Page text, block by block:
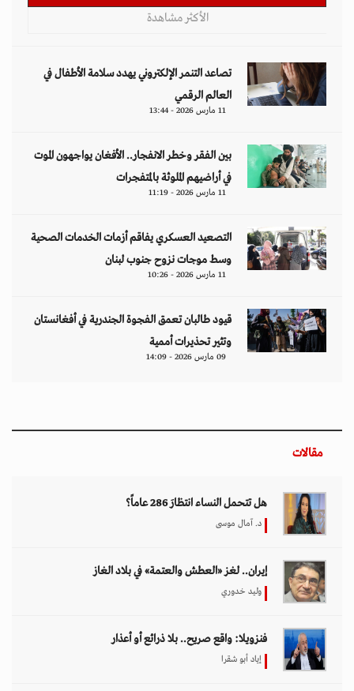
الأكثر مشاهدة
تصاعد التنمر الإلكتروني يهدد سلامة الأطفال في
العالم الرقمي
11 مارس 2026 - 13:44
بين الفقر وخطر الانفجار.. الأفغان يواجهون الموت
في أراضيهم الملوثة بالمتفجرات
11 مارس 2026 - 11:19
التصعيد العسكري يفاقم أزمات الخدمات الصحية
وسط موجات نزوح جنوب لبنان
11 مارس 2026 - 10:26
قيود طالبان تعمق الفجوة الجندرية في أفغانستان
وتثير تحذيرات أممية
09 مارس 2026 - 14:09
مقالات
هل تتحمل النساء انتظارَ 286 عاماً؟
د. آمال موسى
إيران.. لغز «العطش والعتمة» في بلاد الغاز
وليد خدوري
فنزويلا: واقع صريح.. بلا ذرائع أو أعذار
إياد أبو شقرا